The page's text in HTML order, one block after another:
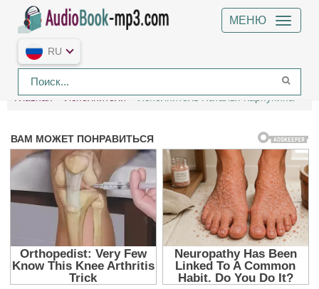
МЕНЮ
RU
Главная Исполнители Исполнитель Наталья Карпунина